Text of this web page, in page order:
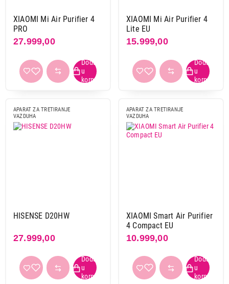
Smartmi
2
TCL
Xiaomi
16
XIAOMI Mi Air Purifier 4
PRO
27.999,00
XIAOMI Mi Air Purifier 4
Lite EU
15.999,00
APARAT ZA TRETIRANJE
VAZDUHA
HISENSE D20HW
27.999,00
APARAT ZA TRETIRANJE
VAZDUHA
XIAOMI Smart Air Purifier
4 Compact EU
10.999,00